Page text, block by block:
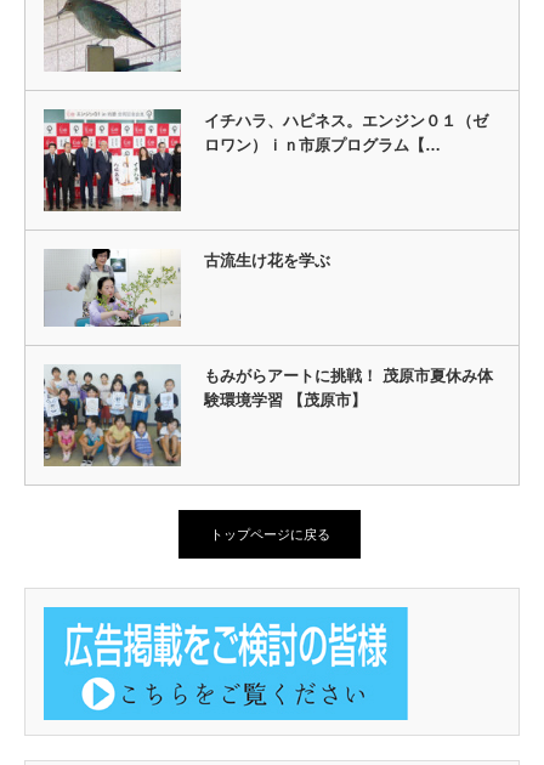
イチハラ、ハピネス。エンジン０１（ゼ
ロワン）ｉｎ市原プログラム【…
古流生け花を学ぶ
もみがらアートに挑戦！ 茂原市夏休み体
験環境学習 【茂原市】
トップページに戻る